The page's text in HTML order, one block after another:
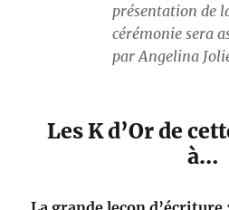
présentation de
cérémonie sera
par Angelina
Les K d’Or de
à…